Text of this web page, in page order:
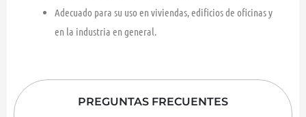
Adecuado para su uso en viviendas, edificios de oficinas y
en la industria en general.
PREGUNTAS FRECUENTES